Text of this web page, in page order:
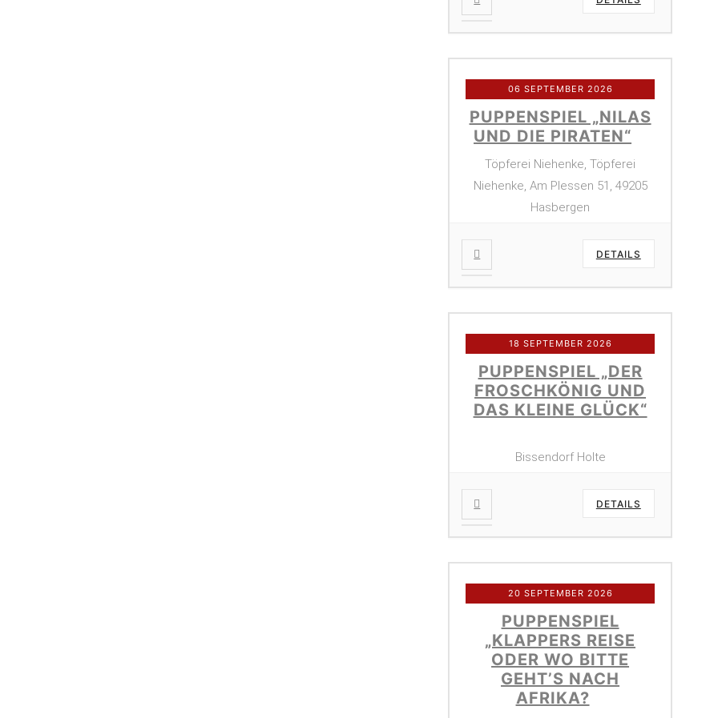
06 SEPTEMBER 2026
PUPPENSPIEL „NILAS
UND DIE PIRATEN“
Töpferei Niehenke, Töpferei
Niehenke, Am Plessen 51, 49205
Hasbergen
DETAILS
18 SEPTEMBER 2026
PUPPENSPIEL „DER
FROSCHKÖNIG UND
DAS KLEINE GLÜCK“
Bissendorf Holte
DETAILS
20 SEPTEMBER 2026
PUPPENSPIEL
„KLAPPERS REISE
ODER WO BITTE
GEHT’S NACH
AFRIKA?